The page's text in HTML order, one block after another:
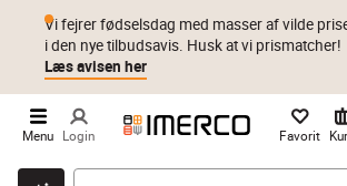
Klik & hent Byt i 1 år Prismatch
Vi fejrer fødselsdag med masser af vilde
i den nye tilbudsavis. Husk at vi prismatcher!
Læs avisen her
Menu Login Favorit